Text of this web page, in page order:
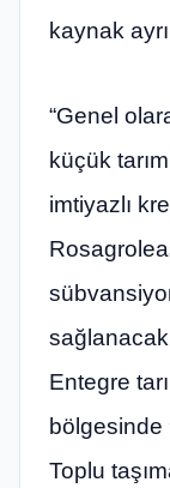
kaynak
“Genel
küçük
imtiyazlı
Entegre
bölgesinde
Toplu